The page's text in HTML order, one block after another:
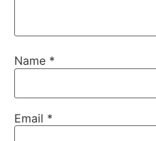
Name *
Email *